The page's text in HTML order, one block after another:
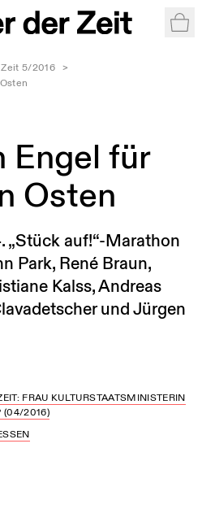
5/2016
>
Engel für
Osten
„Stück auf!“-Marathon
Park, René Braun,
Kalss, Andreas
und Jürgen
FRAU KULTURSTAATSMINISTERIN
(04/2016)